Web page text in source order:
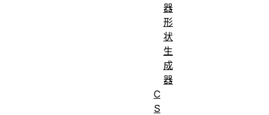
器
形
状
生
成
器
C
S